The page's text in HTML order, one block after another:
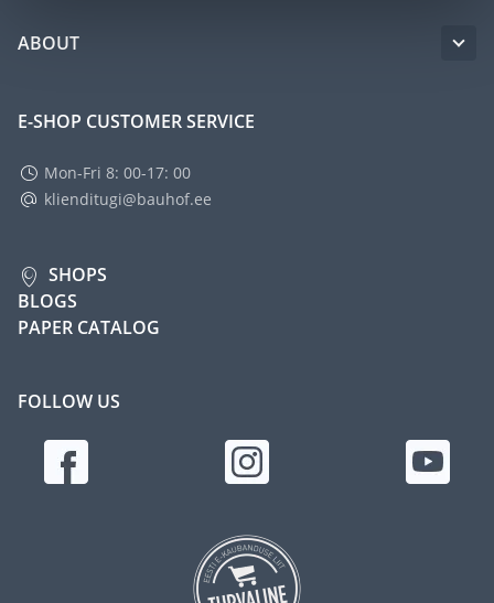
ABOUT
E-SHOP CUSTOMER SERVICE
Mon-Fri 8: 00-17: 00
klienditugi@bauhof.ee
SHOPS
BLOGS
PAPER CATALOG
FOLLOW US